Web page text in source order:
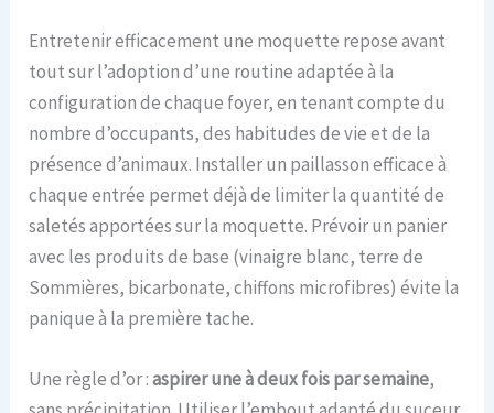
Entretenir efficacement une moquette repose avant
tout sur l’adoption d’une routine adaptée à la
configuration de chaque foyer, en tenant compte du
nombre d’occupants, des habitudes de vie et de la
présence d’animaux. Installer un paillasson efficace à
chaque entrée permet déjà de limiter la quantité de
saletés apportées sur la moquette. Prévoir un panier
avec les produits de base (vinaigre blanc, terre de
Sommières, bicarbonate, chiffons microfibres) évite la
panique à la première tache.
Une règle d’or :aspirer une à deux fois par semaine,